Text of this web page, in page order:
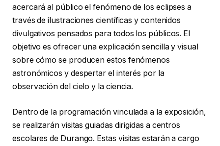
acercará al público el fenómeno de los eclipses a
través de ilustraciones científicas y contenidos
divulgativos pensados para todos los públicos. El
objetivo es ofrecer una explicación sencilla y visual
sobre cómo se producen estos fenómenos
astronómicos y despertar el interés por la
observación del cielo y la ciencia.
Dentro de la programación vinculada a la exposición,
se realizarán visitas guiadas dirigidas a centros
escolares de Durango. Estas visitas estarán a cargo